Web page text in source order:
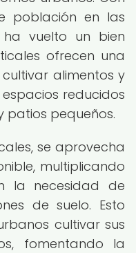
población en las
vuelto un bien
ofrecen una
alimentos y
reducidos
patios pequeños.
se aprovecha
multiplicando
la necesidad de
de suelo. Esto
cultivar sus
fomentando la